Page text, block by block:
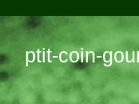
ptit-coin-